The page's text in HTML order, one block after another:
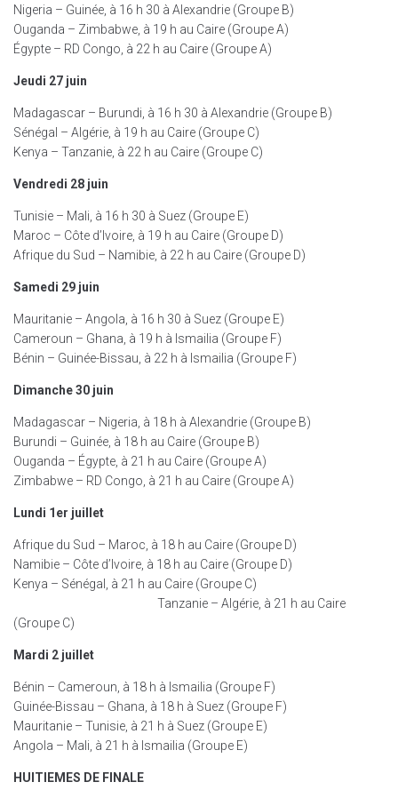
Nigeria – Guinée, à 16 h 30 à Alexandrie (Groupe B)
Ouganda – Zimbabwe, à 19 h au Caire (Groupe A)
Égypte – RD Congo, à 22 h au Caire (Groupe A)
Jeudi 27 juin
Madagascar – Burundi, à 16 h 30 à Alexandrie (Groupe B)
Sénégal – Algérie, à 19 h au Caire (Groupe C)
Kenya – Tanzanie, à 22 h au Caire (Groupe C)
Vendredi 28 juin
Tunisie – Mali, à 16 h 30 à Suez (Groupe E)
Maroc – Côte d’Ivoire, à 19 h au Caire (Groupe D)
Afrique du Sud – Namibie, à 22 h au Caire (Groupe D)
Samedi 29 juin
Mauritanie – Angola, à 16 h 30 à Suez (Groupe E)
Cameroun – Ghana, à 19 h à Ismailia (Groupe F)
Bénin – Guinée-Bissau, à 22 h à Ismailia (Groupe F)
Dimanche 30 juin
Madagascar – Nigeria, à 18 h à Alexandrie (Groupe B)
Burundi – Guinée, à 18 h au Caire (Groupe B)
Ouganda – Égypte, à 21 h au Caire (Groupe A)
Zimbabwe – RD Congo, à 21 h au Caire (Groupe A)
Lundi 1er juillet
Afrique du Sud – Maroc, à 18 h au Caire (Groupe D)
Namibie – Côte d’Ivoire, à 18 h au Caire (Groupe D)
Kenya – Sénégal, à 21 h au Caire (Groupe C)
Tanzanie – Algérie, à 21 h au Caire
(Groupe C)
Mardi 2 juillet
Bénin – Cameroun, à 18 h à Ismailia (Groupe F)
Guinée-Bissau – Ghana, à 18 h à Suez (Groupe F)
Mauritanie – Tunisie, à 21 h à Suez (Groupe E)
Angola – Mali, à 21 h à Ismailia (Groupe E)
HUITIEMES DE FINALE